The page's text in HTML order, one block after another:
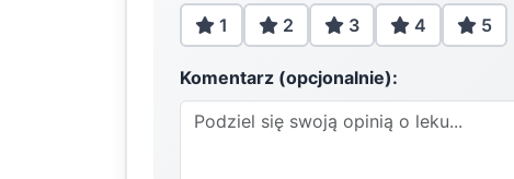
1 2 3 4 5
Komentarz (opcjonalnie):